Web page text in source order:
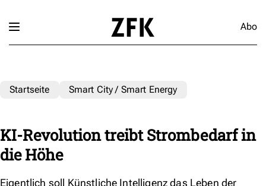
Abo
Startseite Smart City / Smart Energy
KI-Revolution treibt Strombedarf in
die Höhe
Eigentlich soll Künstliche Intelligenz das Leben der